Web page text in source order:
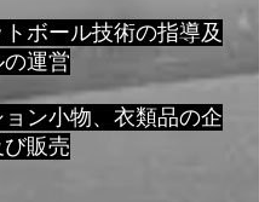
トボール技術の指導及
運営
ョン小物、衣類品の企
販売